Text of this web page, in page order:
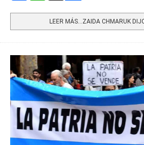
LEER MÁS…ZAIDA CHMARUK